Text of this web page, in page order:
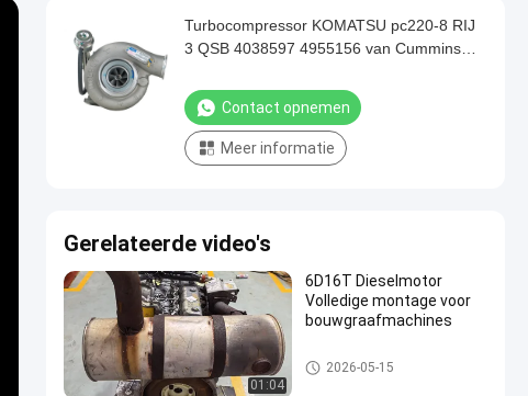
Turbocompressor KOMATSU pc220-8 RIJ
3 QSB 4038597 4955156 van Cummins
Contact opnemen
Meer informatie
Gerelateerde video's
01:04
6D16T Dieselmotor
Volledige montage voor
bouwgraafmachines
Japanse Motoronderdelen
2026-05-15